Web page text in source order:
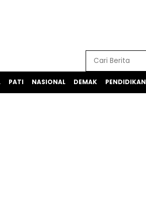
PATI NASIONAL DEMAK PENDIDIKAN